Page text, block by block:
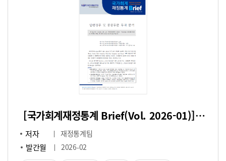
[국가회계재정통계 Brief(Vol. 2026-01)] 일반정부 및 공공부문 부채 분석
저자 재정통계팀
발간월 2026-02